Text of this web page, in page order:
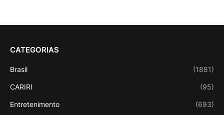
CATEGORIAS
Brasil (1881)
CARIRI (95)
Entretenimento (693)